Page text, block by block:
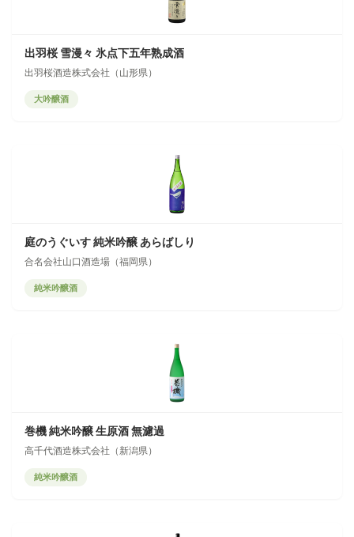
出羽桜 雪漫々 氷点下五年熟成酒
出羽桜酒造株式会社（山形県）
大吟醸酒
庭のうぐいす 純米吟醸 あらばしり
合名会社山口酒造場（福岡県）
純米吟醸酒
巻機 純米吟醸 生原酒 無濾過
高千代酒造株式会社（新潟県）
純米吟醸酒